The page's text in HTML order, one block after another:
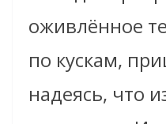
оживлённое
по кускам,
надеясь, что